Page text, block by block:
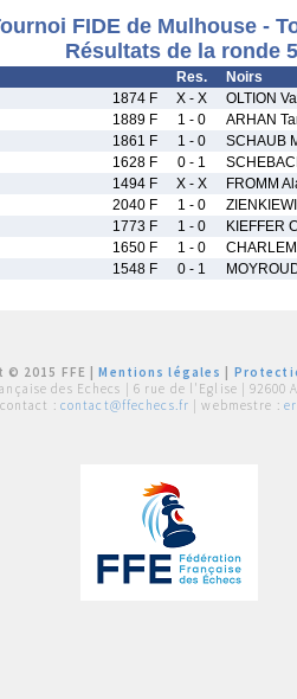
FIDE de Mulhouse -
Résultats de la ronde 5
Res. Noirs
1874 F X - X OLTION
1889 F 1 - 0 ARHAN
1861 F 1 - 0 SCHAUB
1628 F 0 - 1
1494 F X - X FROMM
2040 F 1 - 0
1773 F 1 - 0 KIEFFER
1650 F 1 - 0
1548 F 0 - 1
© 2015 FFE |Mentions légales
des Echecs | 6 rue de l'Eglise | 92600
contact : contact@ffechecs.fr | webmestre :